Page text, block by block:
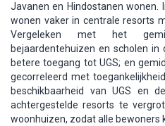
Javanen en Hindostanen wonen.
wonen vaker in centrale resorts
Vergeleken met het
bejaardentehuizen en scholen
betere toegang tot UGS; en
gecorreleerd met
beschikbaarheid van UGS en
achtergestelde resorts te
woonhuizen, zodat alle bewoners